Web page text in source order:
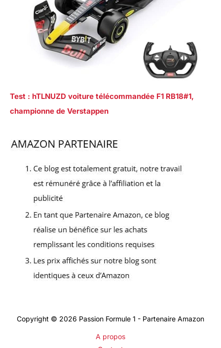
Test : hTLNUZD voiture télécommandée F1 RB18#1,
championne de Verstappen
Copyright © 2026 Passion Formule 1 - Partenaire Amazon
A propos